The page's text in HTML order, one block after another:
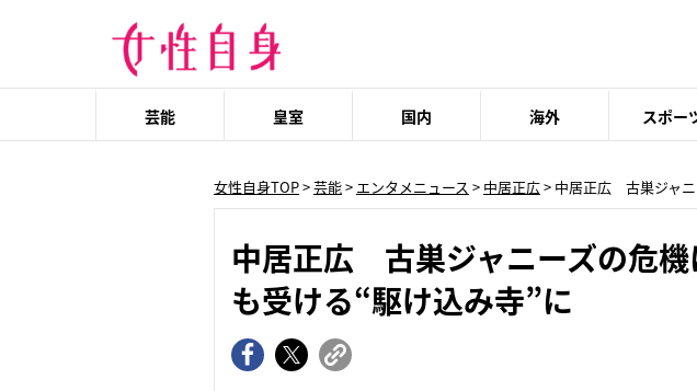
芸能 皇室 国内 海外 スポー
女性自身TOP>芸能> エンタメニュース > 中居正広> 中居正広 古巣ジャニ
中居正広 古巣ジャニーズの危
も受ける“駆け込み寺”に